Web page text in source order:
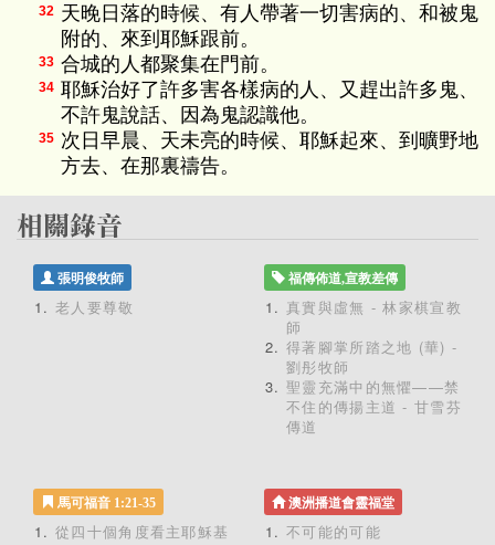
32 天晚日落的時候、有人帶著一切害病的、和被鬼
附的、來到耶穌跟前。
33 合城的人都聚集在門前。
34 耶穌治好了許多害各樣病的人、又趕出許多鬼、
不許鬼說話、因為鬼認識他。
35 次日早晨、天未亮的時候、耶穌起來、到曠野地
方去、在那裏禱告。
張明俊牧師
老人要尊敬
福傳佈道,宣教差傳
真實與虛無 - 林家棋宣教
師
得著腳掌所踏之地 (華) -
劉彤牧師
聖靈充滿中的無懼——禁
不住的傳揚主道 - 甘雪芬
傳道
馬可福音 1:21-35
從四十個角度看主耶穌基
澳洲播道會靈福堂
不可能的可能